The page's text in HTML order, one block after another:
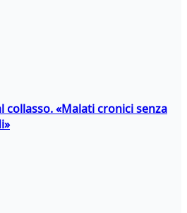
collasso. «Malati cronici senza